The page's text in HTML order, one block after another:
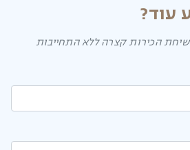
עוד?
הכירות קצרה ללא התחייבות